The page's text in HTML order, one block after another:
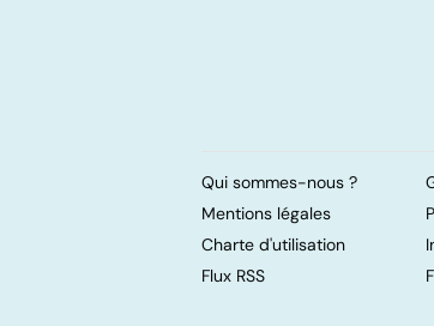
Qui sommes-nous ?
Mentions légales
Charte d'utilisation
Flux RSS